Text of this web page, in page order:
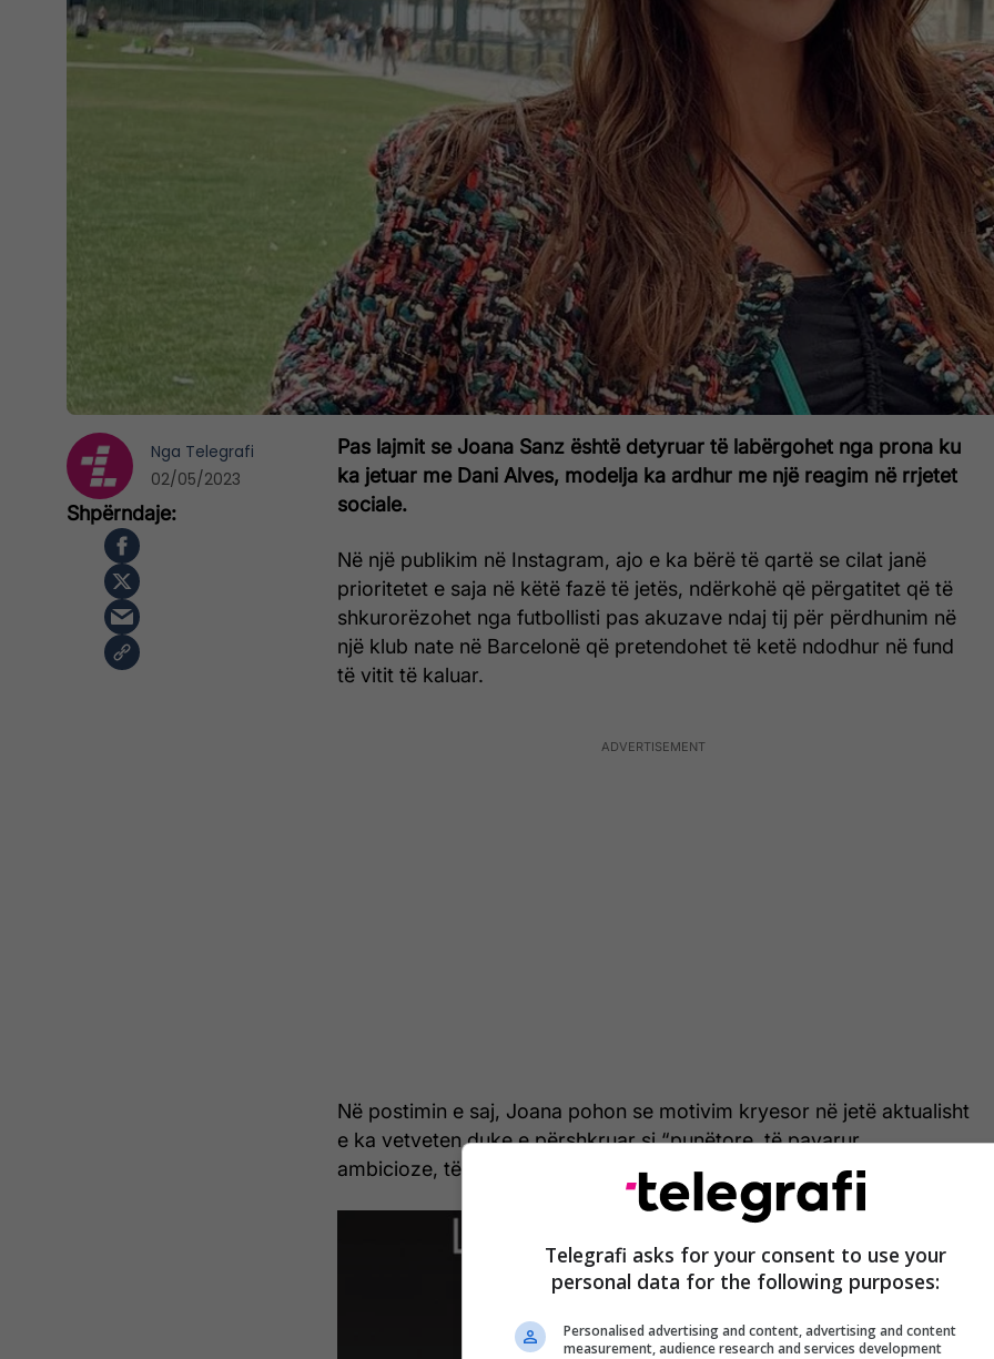
Pas lajmit se Joana Sanz është detyruar të labërgohet nga prona ku
ka jetuar me Dani Alves, modelja ka ardhur me një reagim në rrjetet
sociale.
Në një publikim në Instagram, ajo e ka bërë të qartë se cilat janë
prioritetet e saja në këtë fazë të jetës, ndërkohë që përgatitet që të
shkurorëzohet nga futbollisti pas akuzave ndaj tij për përdhunim në
një klub nate në Barcelonë që pretendohet të ketë ndodhur në fund
të vitit të kaluar.
Në postimin e saj, Joana pohon se motivim kryesor në jetë aktualisht
e ka vetveten duke e përshkruar si “punëtore, të pavarur,
ambicioze, të zgjuar dhe të bukur”.
Nga Telegrafi
02/05/2023
Telegrafi asks for your consent to use your
personal data for the following purposes:
Personalised advertising and content, advertising and content
measurement, audience research and services development